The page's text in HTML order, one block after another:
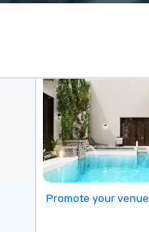
a practical
10–200. Fully
by industry,
objectives.
Promote your venue